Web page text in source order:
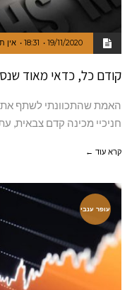
19/11/2020
18:31 אין
קודם כל, כדאי מאוד
האמת שהתכוונתי לשתף
חניכיי מכינה קדם צבאית,
קרא עוד ←
עופר ענבי